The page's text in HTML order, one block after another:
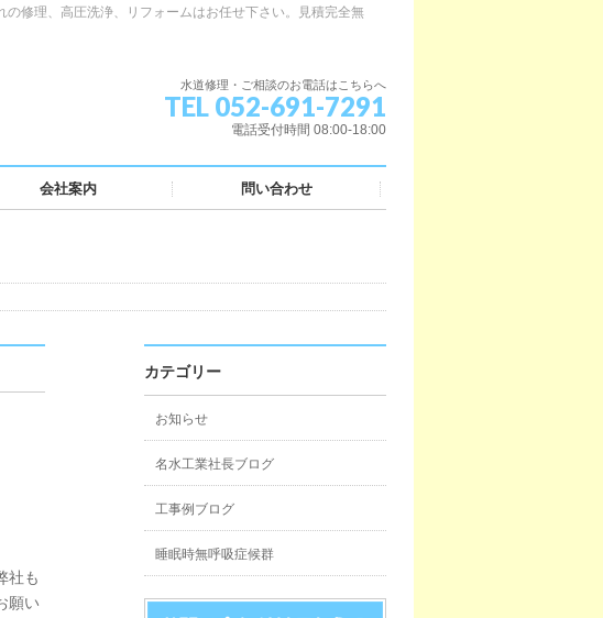
修理、高圧洗浄、リフォームはお任せ下さい。見積完全無
水道修理・ご相談のお電話はこちらへ
TEL 052-691-7291
電話受付時間 08:00-18:00
会社案内 問い合わせ
社も
願い
カテゴリー
お知らせ
名水工業社長ブログ
工事例ブログ
睡眠時無呼吸症候群